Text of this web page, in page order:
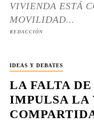
VIVIENDA ESTÁ
MOVILIDAD...
REDACCIÓN
IDEAS Y DEBATES
LA FALTA DE
IMPULSA LA